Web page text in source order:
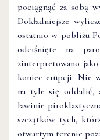
pociągnąć za sobą
Dokładniejsze
ostatnio w pobliżu
odciśnięte na
zinterpretowano
koniec erupcji. Nie
na tyle się oddalić,
lawinie
szczątków tych,
otwartym terenie